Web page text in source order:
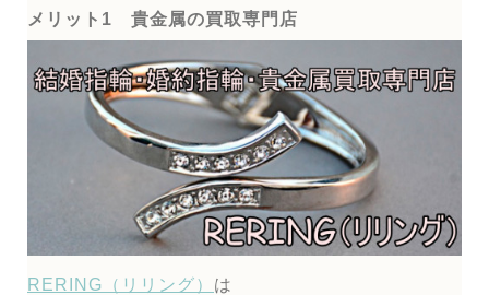
メリット1 貴金属の買取専門店
RERING（リリング） は